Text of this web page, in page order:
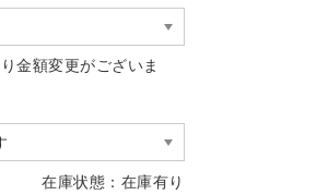
金額変更がございま
在庫状態：在庫有り